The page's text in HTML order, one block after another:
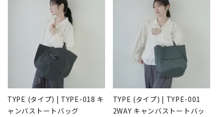
TYPE (タイプ) | TYPE-018 キ
ャンバストートバッグ
TYPE (タイプ) | TYPE-001
2WAY キャンバストートバッ